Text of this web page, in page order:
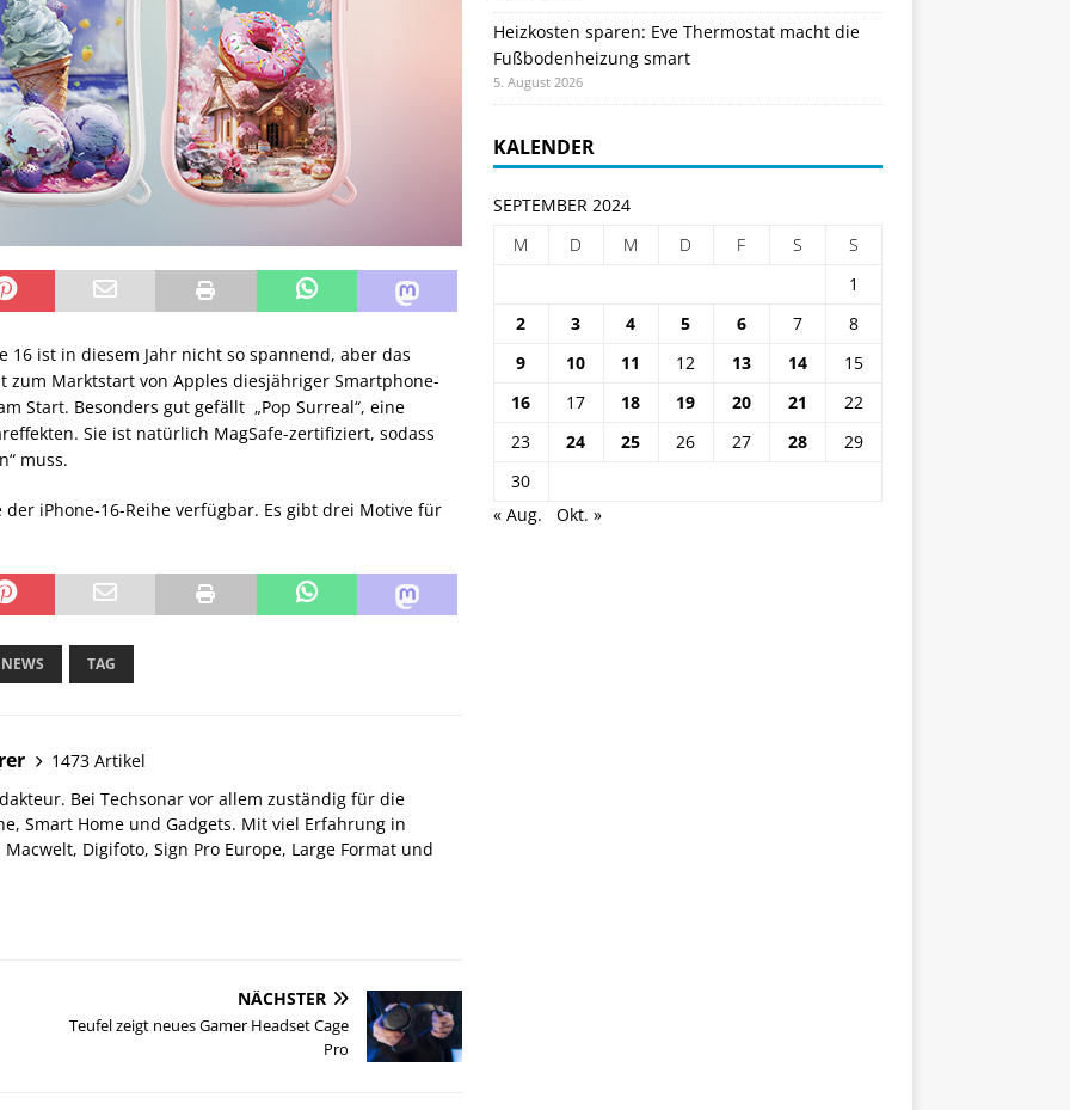
16 ist in diesem Jahr nicht so spannend, aber das
zum Marktstart von Apples diesjähriger Smartphone-
Start. Besonders gut gefällt „Pop Surreal“, eine
Sie ist natürlich MagSafe-zertifiziert, sodass
muss.
iPhone-16-Reihe verfügbar. Es gibt drei Motive für
NEWS TAG
1473 Artikel
Bei Techsonar vor allem zuständig für die
Smart Home und Gadgets. Mit viel Erfahrung in
Macwelt, Digifoto, Sign Pro Europe, Large Format und
NÄCHSTER
Teufel zeigt neues Gamer Headset Cage
Pro
Heizkosten sparen: Eve Thermostat macht die
Fußbodenheizung smart
5. August 2026
KALENDER
SEPTEMBER 2024
M
D M D F S
S
1
2
3 4 5 6 7
8
9
10 11 12 13 14
15
16
17 18 19 20 21
22
23
24 25 26 27 28
29
30
« Aug.
Okt. »